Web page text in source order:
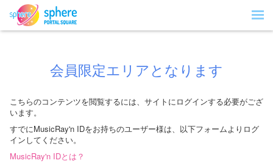
会員限定エリアとなります
こちらのコンテンツを閲覧するには、サイトにログインする必要がござ
います。
すでにMusicRay'n IDをお持ちのユーザー様は、以下フォームよりログ
インしてください。
MusicRay'n IDとは？